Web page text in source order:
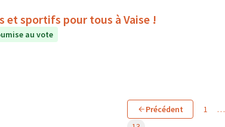
et sportifs pour tous à Vaise !
au vote
Précédent 1 …